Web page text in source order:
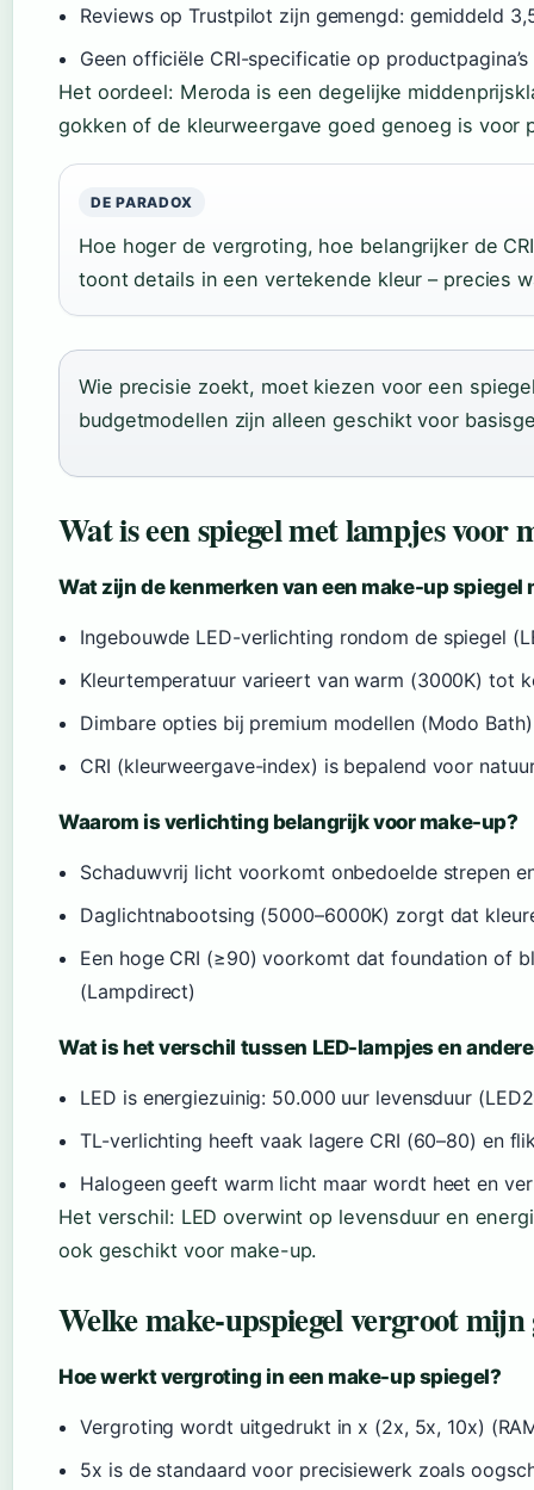
Reviews op Trustpilot zijn gemengd: gemiddeld
Geen officiële CRI-specificatie op
Het oordeel: Meroda is een degelijke
gokken of de kleurweergave goed genoeg is voor
DE PARADOX
Hoe hoger de vergroting, hoe belangrijker de
toont details in een vertekende kleur – precies
Wie precisie zoekt, moet kiezen voor een
budgetmodellen zijn alleen geschikt voor
Wat is een spiegel met lampjes voor
Wat zijn de kenmerken van een make-up
Ingebouwde LED-verlichting rondom de spiegel
Kleurtemperatuur varieert van warm (3000K) tot
Dimbare opties bij premium modellen (Modo Bath)
CRI (kleurweergave-index) is bepalend voor
Waarom is verlichting belangrijk voor make-up?
Schaduwvrij licht voorkomt onbedoelde strepen
Daglichtnabootsing (5000–6000K) zorgt dat
Een hoge CRI (≥90) voorkomt dat foundation of
(Lampdirect)
Wat is het verschil tussen LED-lampjes en
LED is energiezuinig: 50.000 uur levensduur
TL-verlichting heeft vaak lagere CRI (60–80) en
Halogeen geeft warm licht maar wordt heet en
Het verschil: LED overwint op levensduur en
ook geschikt voor make-up.
Welke make-upspiegel vergroot mijn
Hoe werkt vergroting in een make-up spiegel?
Vergroting wordt uitgedrukt in x (2x, 5x, 10x)
5x is de standaard voor precisiewerk zoals